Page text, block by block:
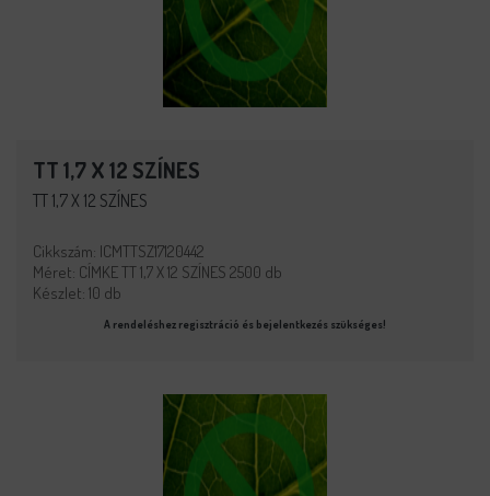
TT 1,7 X 12 SZÍNES
TT 1,7 X 12 SZÍNES
Cikkszám: ICMTTSZ17120442
Méret: CÍMKE TT 1,7 X 12 SZÍNES 2500 db
Készlet: 10 db
A rendeléshez regisztráció és bejelentkezés szükséges!